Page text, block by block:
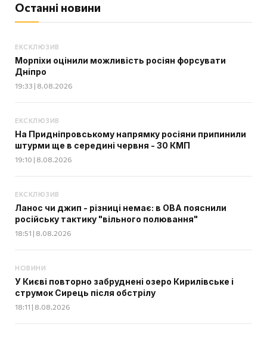
Останні новини
ЕКСКЛЮЗИВ
Морпіхи оцінили можливість росіян форсувати
Дніпро
19:33 | 8.08.2026
ЕКСКЛЮЗИВ
На Придніпровському напрямку росіяни припинили
штурми ще в середині червня - 30 КМП
19:10 | 8.08.2026
ЕКСКЛЮЗИВ
Ланос чи джип - різниці немає: в ОВА пояснили
російську тактику "вільного полювання"
18:51 | 8.08.2026
НОВИНИ
У Києві повторно забруднені озеро Кирилівське і
струмок Сирець після обстрілу
18:11 | 8.08.2026